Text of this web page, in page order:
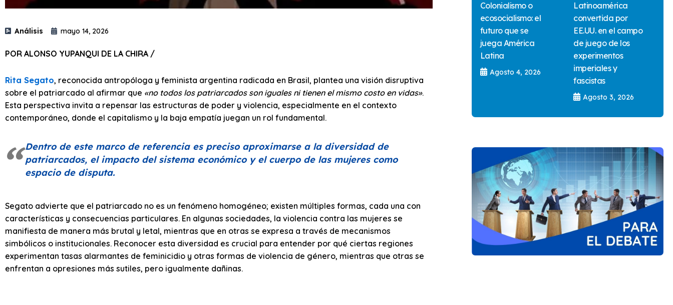
Análisis mayo 14, 2026
POR ALONSO YUPANQUI DE LA CHIRA /
Rita Segato, reconocida antropóloga y feminista argentina radicada en Brasil, plantea una visión disruptiva
sobre el patriarcado al afirmar que «no todos los patriarcados son iguales ni tienen el mismo costo en vidas».
Esta perspectiva invita a repensar las estructuras de poder y violencia, especialmente en el contexto
contemporáneo, donde el capitalismo y la baja empatía juegan un rol fundamental.
Dentro de este marco de referencia es preciso aproximarse a la diversidad de
patriarcados, el impacto del sistema económico y el cuerpo de las mujeres como
espacio de disputa.
Segato advierte que el patriarcado no es un fenómeno homogéneo; existen múltiples formas, cada una con
características y consecuencias particulares. En algunas sociedades, la violencia contra las mujeres se
manifiesta de manera más brutal y letal, mientras que en otras se expresa a través de mecanismos
simbólicos o institucionales. Reconocer esta diversidad es crucial para entender por qué ciertas regiones
experimentan tasas alarmantes de feminicidio y otras formas de violencia de género, mientras que otras se
enfrentan a opresiones más sutiles, pero igualmente dañinas.
Colonialismo o
ecosocialismo: el
futuro que se
juega América
Latina
Agosto 4, 2026
Latinoamérica
convertida por
EE.UU. en el campo
de juego de los
experimentos
imperiales y
fascistas
Agosto 3, 2026